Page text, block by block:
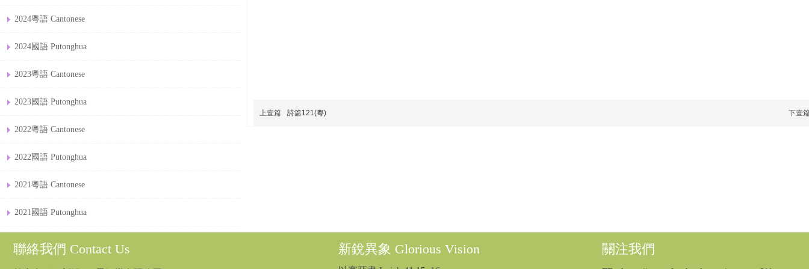
2024粵語 Cantonese
2024國語 Putonghua
2023粵語 Cantonese
2023國語 Putonghua
2022粵語 Cantonese
2022國語 Putonghua
2021粵語 Cantonese
2021國語 Putonghua
上壹篇 詩篇121(粵) 下壹
聯絡我們 Contact Us 新銳異象 Glorious Vision 關注我們